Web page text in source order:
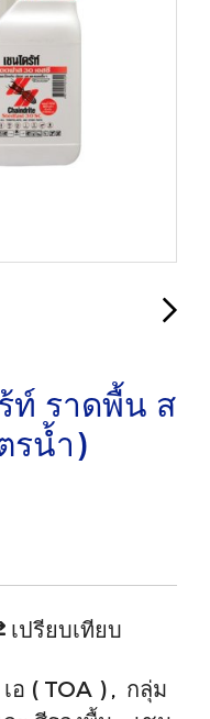
ท์ ราดพื้น ส
รน้ำ)
เปรียบเทียบ
อ ( TOA ) , กลุ่ม